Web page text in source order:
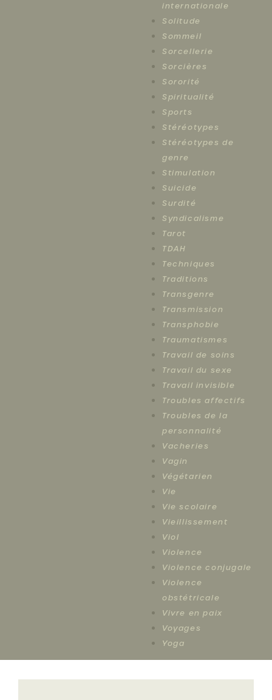
internationale
Solitude
Sommeil
Sorcellerie
Sorcières
Sororité
Spiritualité
Sports
Stéréotypes
Stéréotypes de
genre
Stimulation
Suicide
Surdité
Syndicalisme
Tarot
TDAH
Techniques
Traditions
Transgenre
Transmission
Transphobie
Traumatismes
Travail de soins
Travail du sexe
Travail invisible
Troubles affectifs
Troubles de la
personnalité
Vacheries
Vagin
Végétarien
Vie
Vie scolaire
Vieillissement
Viol
Violence
Violence conjugale
Violence
obstétricale
Vivre en paix
Voyages
Yoga